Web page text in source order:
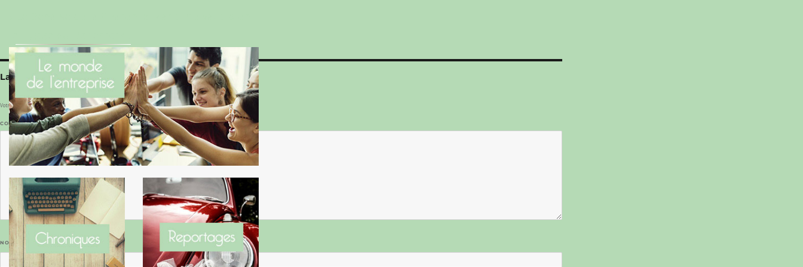
Laisser un commentaire
Votre adresse e-mail ne sera pas publiée.Les champs obligatoires sont indiqués avec
COMMENTAIRE*
NOM